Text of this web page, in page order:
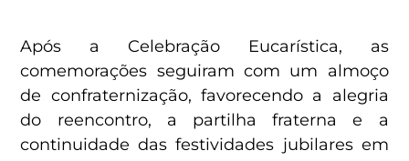
Após a Celebração Eucarística, as
comemorações seguiram com um almoço
de confraternização, favorecendo a alegria
do reencontro, a partilha fraterna e a
continuidade das festividades jubilares em